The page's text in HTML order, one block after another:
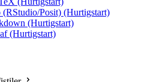
Posit) (Hurtigstart)
(Hurtigstart)
(Hurtigstart)